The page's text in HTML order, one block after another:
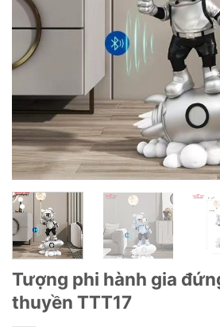
Tượng phi hành gia
thuyền TTT17